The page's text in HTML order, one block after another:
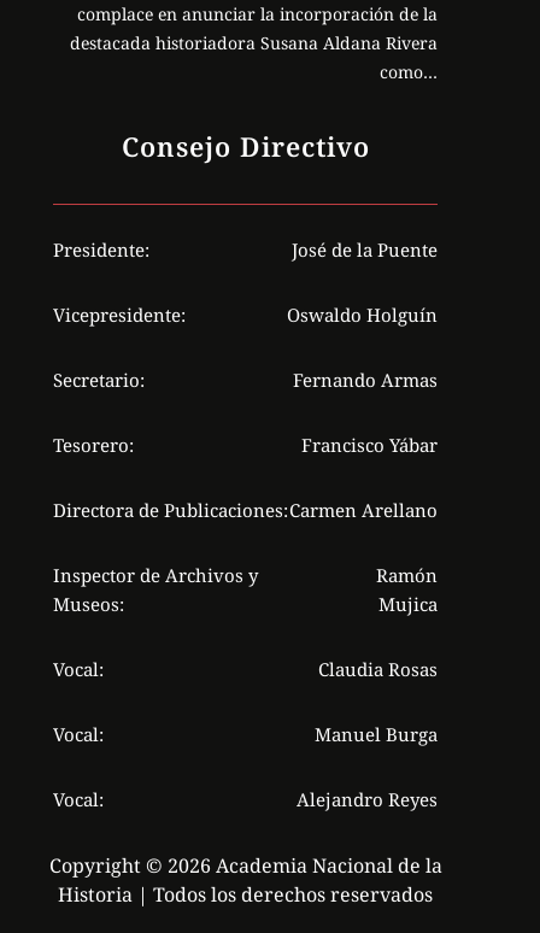
complace en anunciar la incorporación de la
destacada historiadora Susana Aldana Rivera
como…
Consejo Directivo
Presidente: José de la Puente
Vicepresidente: Oswaldo Holguín
Secretario: Fernando Armas
Tesorero: Francisco Yábar
Directora de Publicaciones:Carmen Arellano
Inspector de Archivos y
Museos:
Ramón
Mujica
Vocal: Claudia Rosas
Vocal: Manuel Burga
Vocal: Alejandro Reyes
Copyright © 2026 Academia Nacional de la
Historia | Todos los derechos reservados